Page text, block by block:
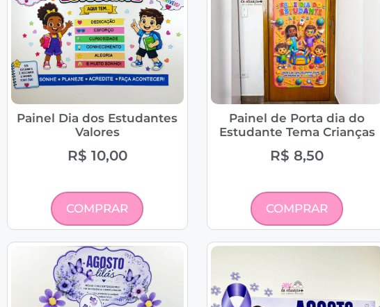
Painel Dia dos Estudantes
Valores
R$ 10,00
COMPRAR
Painel de Porta dia do
Estudante Tema Crianças
R$ 8,50
COMPRAR